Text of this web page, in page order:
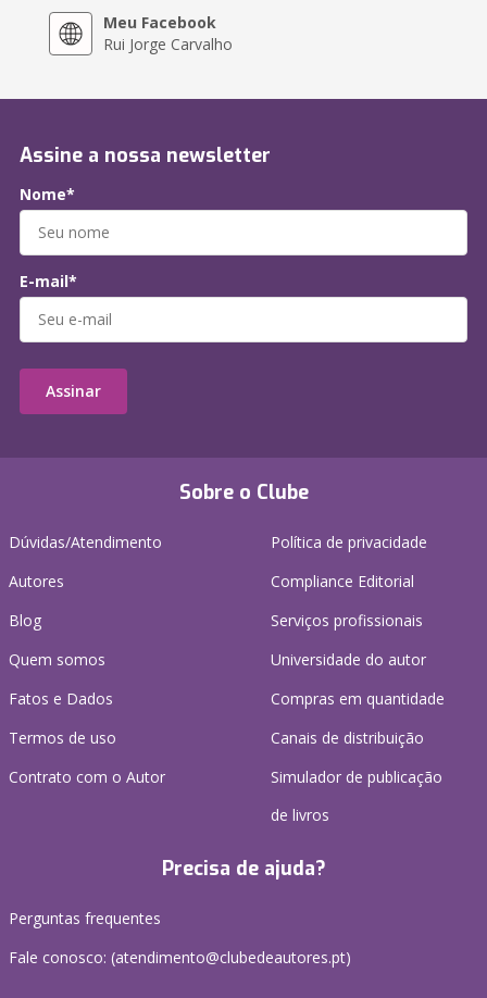
Meu Facebook
Rui Jorge Carvalho
Sobre o Clube
Dúvidas/Atendimento
Autores
Blog
Quem somos
Fatos e Dados
Termos de uso
Contrato com o Autor
Política de privacidade
Compliance Editorial
Serviços profissionais
Universidade do autor
Compras em quantidade
Canais de distribuição
Simulador de publicação
de livros
Precisa de ajuda?
Perguntas frequentes
Fale conosco: (atendimento@clubedeautores.pt)
Assine a nossa newsletter
Nome*
E-mail*
Assinar